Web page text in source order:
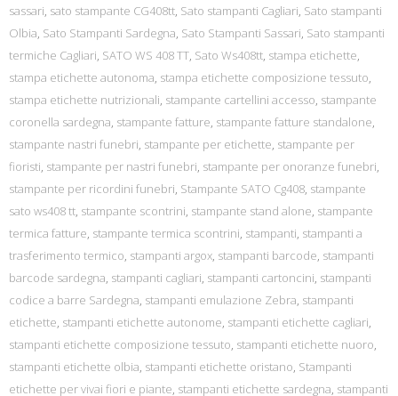
sassari, sato stampante CG408tt, Sato stampanti Cagliari, Sato stampanti
Olbia, Sato Stampanti Sardegna, Sato Stampanti Sassari, Sato stampanti
termiche Cagliari, SATO WS 408 TT, Sato Ws408tt, stampa etichette,
stampa etichette autonoma, stampa etichette composizione tessuto,
stampa etichette nutrizionali, stampante cartellini accesso, stampante
coronella sardegna, stampante fatture, stampante fatture standalone,
stampante nastri funebri, stampante per etichette, stampante per
fioristi, stampante per nastri funebri, stampante per onoranze funebri,
stampante per ricordini funebri, Stampante SATO Cg408, stampante
sato ws408 tt, stampante scontrini, stampante stand alone, stampante
termica fatture, stampante termica scontrini, stampanti, stampanti a
trasferimento termico, stampanti argox, stampanti barcode, stampanti
barcode sardegna, stampanti cagliari, stampanti cartoncini, stampanti
codice a barre Sardegna, stampanti emulazione Zebra, stampanti
etichette, stampanti etichette autonome, stampanti etichette cagliari,
stampanti etichette composizione tessuto, stampanti etichette nuoro,
stampanti etichette olbia, stampanti etichette oristano, Stampanti
etichette per vivai fiori e piante, stampanti etichette sardegna, stampanti